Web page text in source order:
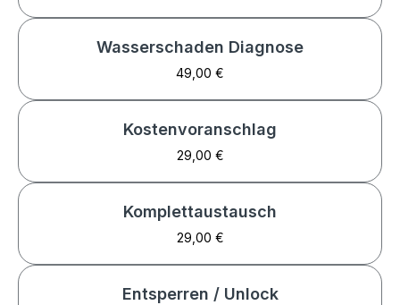
Wasserschaden Diagnose
49,00 €
Kostenvoranschlag
29,00 €
Komplettaustausch
29,00 €
Entsperren / Unlock